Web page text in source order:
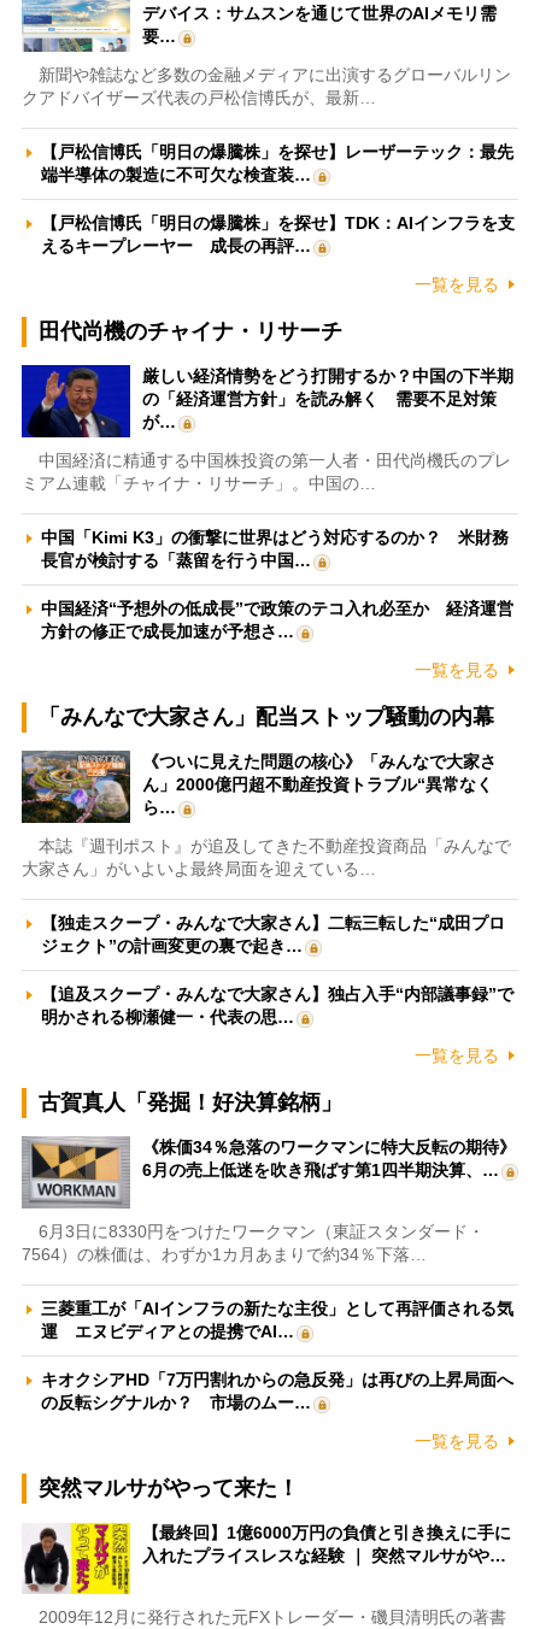
デバイス：サムスンを通じて世界のAIメモリ需
要…
新聞や雑誌など多数の金融メディアに出演するグローバルリン
クアドバイザーズ代表の戸松信博氏が、最新…
【戸松信博氏「明日の爆騰株」を探せ】レーザーテック：最先
端半導体の製造に不可欠な検査装…
【戸松信博氏「明日の爆騰株」を探せ】TDK：AIインフラを支
えるキープレーヤー 成長の再評…
一覧を見る
田代尚機のチャイナ・リサーチ
厳しい経済情勢をどう打開するか？中国の下半期
の「経済運営方針」を読み解く 需要不足対策
が…
中国経済に精通する中国株投資の第一人者・田代尚機氏のプレ
ミアム連載「チャイナ・リサーチ」。中国の…
中国「Kimi K3」の衝撃に世界はどう対応するのか？ 米財務
長官が検討する「蒸留を行う中国…
中国経済“予想外の低成長”で政策のテコ入れ必至か 経済運営
方針の修正で成長加速が予想さ…
一覧を見る
「みんなで大家さん」配当ストップ騒動の内幕
《ついに見えた問題の核心》「みんなで大家さ
ん」2000億円超不動産投資トラブル“異常なく
ら…
本誌『週刊ポスト』が追及してきた不動産投資商品「みんなで
大家さん」がいよいよ最終局面を迎えている…
【独走スクープ・みんなで大家さん】二転三転した“成田プロ
ジェクト”の計画変更の裏で起き…
【追及スクープ・みんなで大家さん】独占入手“内部議事録”で
明かされる柳瀬健一・代表の思…
一覧を見る
古賀真人「発掘！好決算銘柄」
《株価34％急落のワークマンに特大反転の期待》
6月の売上低迷を吹き飛ばす第1四半期決算、…
6月3日に8330円をつけたワークマン（東証スタンダード・
7564）の株価は、わずか1カ月あまりで約34％下落…
三菱重工が「AIインフラの新たな主役」として再評価される気
運 エヌビディアとの提携でAI…
キオクシアHD「7万円割れからの急反発」は再びの上昇局面へ
の反転シグナルか？ 市場のムー…
一覧を見る
突然マルサがやって来た！
【最終回】1億6000万円の負債と引き換えに手に
入れたプライスレスな経験 ｜ 突然マルサがや…
2009年12月に発行された元FXトレーダー・磯貝清明氏の著書